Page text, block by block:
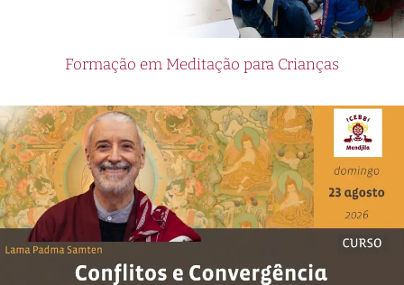
Formação em Meditação para Crianças